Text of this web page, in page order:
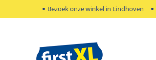
naar
Bezoek onze winkel in Eindhoven